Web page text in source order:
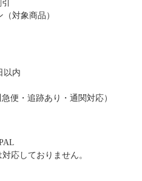
対象商品）
以内
便・追跡あり・通関対応）
応しておりません。